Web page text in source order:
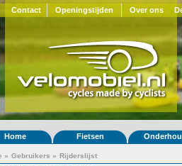
Contact Openingstijden Over ons
Home Fietsen
» Gebruikers » Rijderslijst